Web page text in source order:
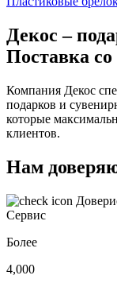
Декос –
Поставка со
Компания Декос
подарков и
которые
клиентов.
Нам
Сервис
Более
4,000